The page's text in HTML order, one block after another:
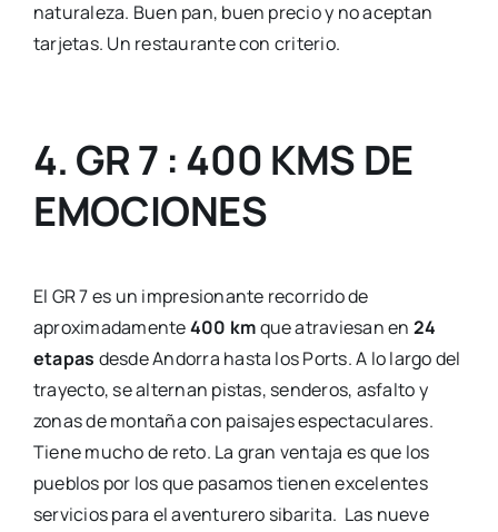
naturaleza. Buen pan, buen precio y no aceptan
tarjetas. Un restaurante con criterio.
4. GR 7 : 400 KMS DE
EMOCIONES
El GR 7 es un impresionante recorrido de
aproximadamente400 kmque atraviesan en 24
etapas desde Andorra hasta los Ports. A lo largo del
trayecto, se alternan pistas, senderos, asfalto y
zonas de montaña con paisajes espectaculares.
Tiene mucho de reto. La gran ventaja es que los
pueblos por los que pasamos tienen excelentes
servicios para el aventurero sibarita. Las nueve